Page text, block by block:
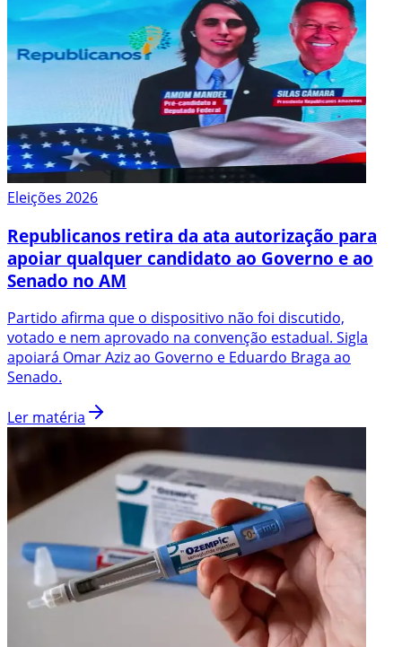
Eleições 2026
Republicanos retira da ata autorização para
apoiar qualquer candidato ao Governo e ao
Senado no AM
Partido afirma que o dispositivo não foi discutido,
votado e nem aprovado na convenção estadual. Sigla
apoiará Omar Aziz ao Governo e Eduardo Braga ao
Senado.
Ler matéria